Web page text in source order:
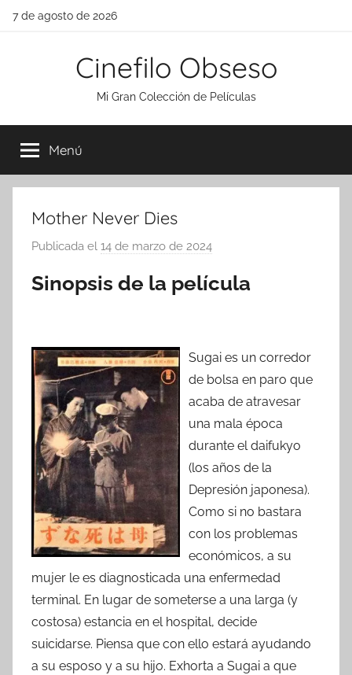
Saltar
7 de agosto de 2026
Cinefilo Obseso
Mi Gran Colección de Películas
Menú
Mother Never Dies
Publicada el 14 de marzo de 2024
r
Sinopsis de la película
Sugai es un corredor
de bolsa en paro que
acaba de atravesar
una mala época
durante el daifukyo
(los años de la
Depresión japonesa).
Como si no bastara
con los problemas
económicos, a su
mujer le es diagnosticada una enfermedad
terminal. En lugar de someterse a una larga (y
costosa) estancia en el hospital, decide
suicidarse. Piensa que con ello estará ayudando
a su esposo y a su hijo. Exhorta a Sugai a que